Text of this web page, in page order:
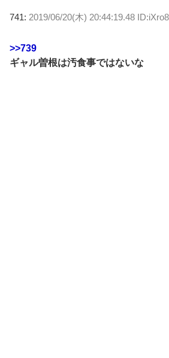
741: 2019/06/20(木) 20:44:19.48
>>739
ギャル曽根は汚食事ではないな